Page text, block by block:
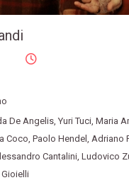
De Angelis, Yuri Tuci, Maria
Coco, Paolo Hendel , Adriano
Cantalini, Ludovico